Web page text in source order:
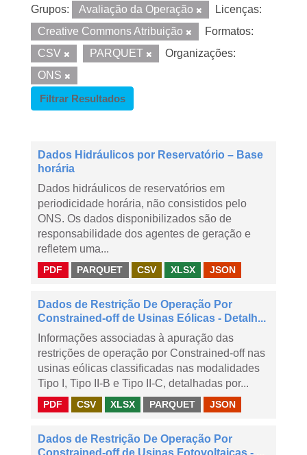
Grupos: Avaliação da Operação
Licenças:
Creative Commons Atribuição
Formatos:
CSV
PARQUET
Organizações:
ONS
Filtrar Resultados
Dados Hidráulicos por Reservatório – Base
horária
Dados hidráulicos de reservatórios em
periodicidade horária, não consistidos pelo
ONS. Os dados disponibilizados são de
responsabilidade dos agentes de geração e
refletem uma...
PDF PARQUET CSV XLSX JSON
Dados de Restrição De Operação Por
Constrained-off de Usinas Eólicas - Detalh...
Informações associadas à apuração das
restrições de operação por Constrained-off nas
usinas eólicas classificadas nas modalidades
Tipo I, Tipo II-B e Tipo II-C, detalhadas por...
PDF CSV XLSX PARQUET JSON
Dados de Restrição De Operação Por
Constrained-off de Usinas Fotovoltaicas - ...